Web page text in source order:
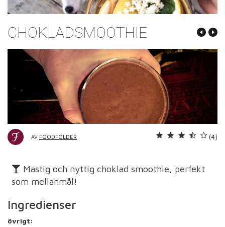
CHOKLADSMOOTHIE
AV FOODFOLDER (4)
Mastig och nyttig choklad smoothie, perfekt
som mellanmål!
Ingredienser
övrigt: